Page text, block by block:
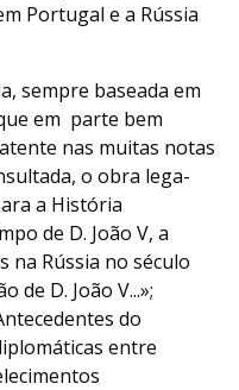
Portugal e a Rússia
sempre baseada em
em parte bem
nas muitas notas
o obra lega-
a História
de D. João V, a
na Rússia no século
de D. João V...»;
do
entre